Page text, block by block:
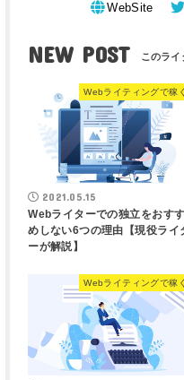
WebSite
NEW POST
Webライティングで稼
2021.05.15
Webライターでの独立をおすす
めしない6つの理由【現役ライ
ーが解説】
Webライティングで稼